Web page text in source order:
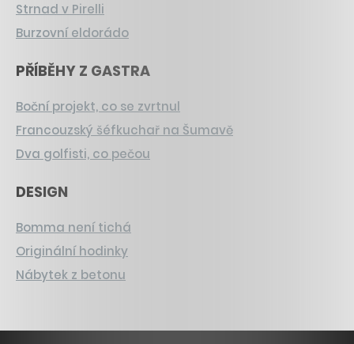
Strnad v Pirelli
Burzovní eldorádo
PŘÍBĚHY Z GASTRA
Boční projekt, co se zvrtnul
Francouzský šéfkuchař na Šumavě
Dva golfisti, co pečou
DESIGN
Bomma není tichá
Originální hodinky
Nábytek z betonu